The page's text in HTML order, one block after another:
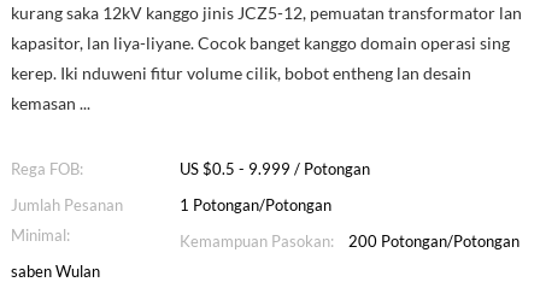
kurang saka 12kV kanggo jinis JCZ5-12, pemuatan transformator lan
kapasitor, lan liya-liyane. Cocok banget kanggo domain operasi sing
kerep. Iki nduweni fitur volume cilik, bobot entheng lan desain
kemasan ...
Rega FOB:
US $0.5 - 9.999 / Potongan
Jumlah Pesanan
Minimal:
1 Potongan/Potongan
Kemampuan Pasokan:
200 Potongan/Potongan
saben Wulan